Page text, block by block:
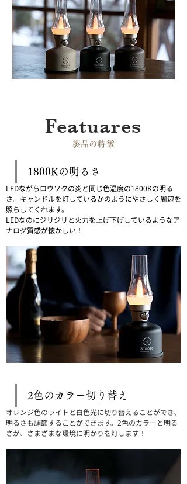
Featuares
​製品の特徴
1800Kの明るさ
LEDながらロウソクの炎と同じ色温度の1800Kの明る
さ。キャンドルを灯しているかのようにやさしく周辺を
照らしてくれます。
LEDなのにジリジリと火力を上げ下げしているようなア
ナログ質感が懐かしい！
2色のカラー切り替え
オレンジ色のライトと白色光に切り替えることができ、
明るさも調節することができます。2色のカラーと明る
さが、さまざまな環境に明かりを灯します！